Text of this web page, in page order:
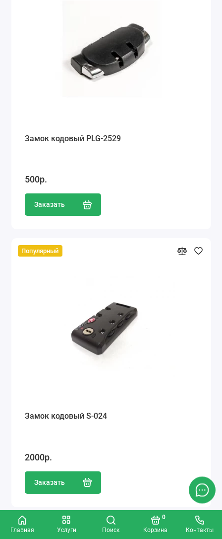
Главная Услуги Поиск Корзина
0
Контакты
Замок кодовый PLG-2529
500р.
Заказать
Популярный
Замок кодовый S-024
2000р.
Заказать
Популярный